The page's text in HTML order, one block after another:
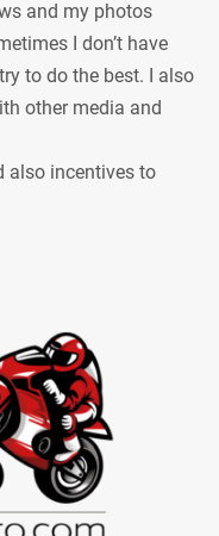
and my photos
I don’t have
to do the best. I also
other media and
also incentives to